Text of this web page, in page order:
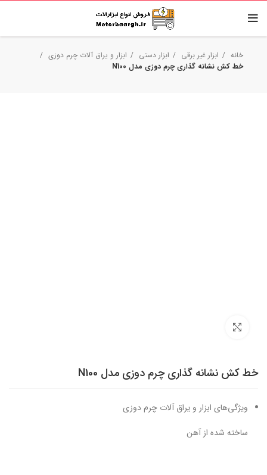
خانه ابزار غیر برقی ابزار دستی
ابزار و یراق آلات چرم دوزی
خط کش نشانه گذاری چرم دوزی مدل N100
خط کش نشانه گذاری چرم دوزی مدل N100
ویژگی‌های ابزار و یراق آلات چرم دوزی
ساخته شده از آهن